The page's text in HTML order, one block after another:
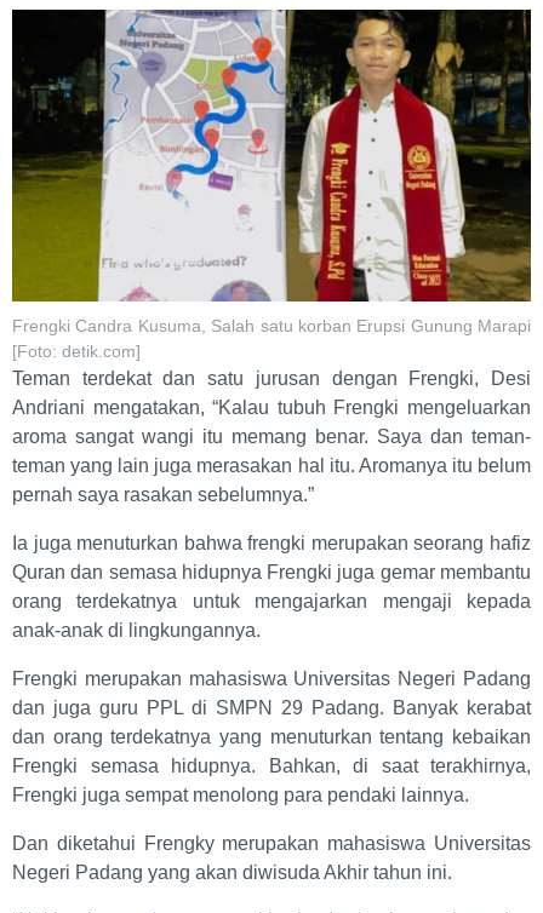
Frengki Candra Kusuma, Salah satu korban Erupsi Gunung Marapi
[Foto: detik.com]
Teman terdekat dan satu jurusan dengan Frengki, Desi
Andriani mengatakan, “Kalau tubuh Frengki mengeluarkan
aroma sangat wangi itu memang benar. Saya dan teman-
teman yang lain juga merasakan hal itu. Aromanya itu belum
pernah saya rasakan sebelumnya.”
Ia juga menuturkan bahwa frengki merupakan seorang hafiz
Quran dan semasa hidupnya Frengki juga gemar membantu
orang terdekatnya untuk mengajarkan mengaji kepada
anak-anak di lingkungannya.
Frengki merupakan mahasiswa Universitas Negeri Padang
dan juga guru PPL di SMPN 29 Padang. Banyak kerabat
dan orang terdekatnya yang menuturkan tentang kebaikan
Frengki semasa hidupnya. Bahkan, di saat terakhirnya,
Frengki juga sempat menolong para pendaki lainnya.
Dan diketahui Frengky merupakan mahasiswa Universitas
Negeri Padang yang akan diwisuda Akhir tahun ini.